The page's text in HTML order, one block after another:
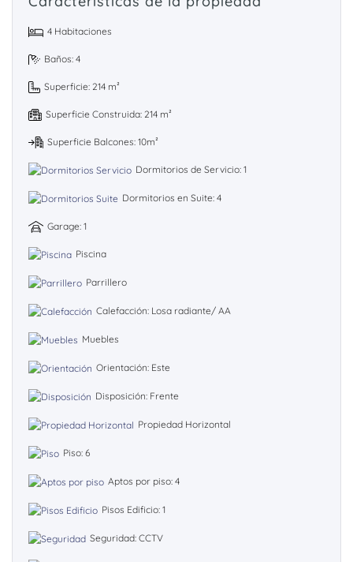
4 Habitaciones
Baños: 4
Superficie: 214 m²
Superficie Construida: 214 m²
Superficie Balcones: 10m²
Dormitorios de Servicio: 1
Dormitorios en Suite: 4
Garage: 1
Piscina
Parrillero
Calefacción: Losa radiante/ AA
Muebles
Orientación: Este
Disposición: Frente
Propiedad Horizontal
Piso: 6
Aptos por piso: 4
Pisos Edificio: 1
Seguridad: CCTV